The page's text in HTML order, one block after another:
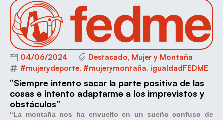
04/06/2024 Destacado, Mujer y Montaña
#mujerydeporte, #mujerymontaña, igualdadFEDME
“Siempre intento sacar la parte positiva de las
cosas e intento adaptarme a los imprevistos y
obstáculos”
“La montaña nos ha envuelto en un sueño confuso de